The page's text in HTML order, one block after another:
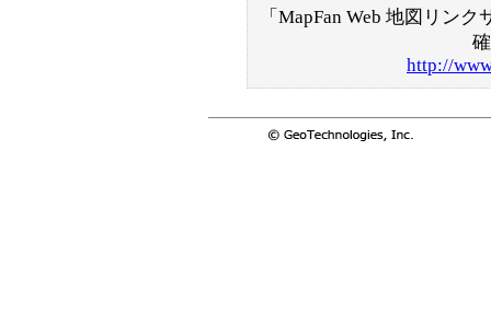
「MapFan Web 地図リン
http://